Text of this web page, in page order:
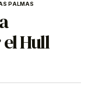
PALMAS
Hull